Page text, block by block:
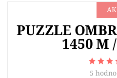
PUZZLE
1450 M
5